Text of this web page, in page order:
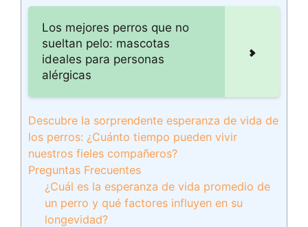
Los mejores perros que no
sueltan pelo: mascotas
ideales para personas
alérgicas
Descubre la sorprendente esperanza de vida de
los perros: ¿Cuánto tiempo pueden vivir
nuestros fieles compañeros?
Preguntas Frecuentes
¿Cuál es la esperanza de vida promedio de
un perro y qué factores influyen en su
longevidad?